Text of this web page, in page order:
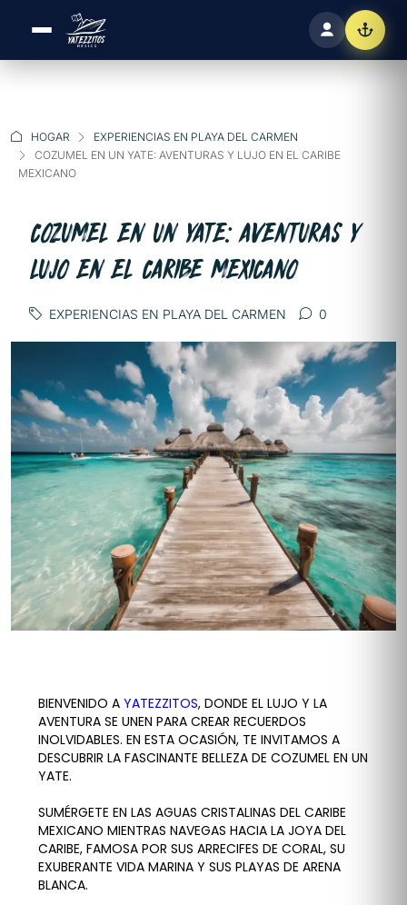
HOGAR
EXPERIENCIAS EN PLAYA DEL CARMEN
COZUMEL EN UN YATE: AVENTURAS Y LUJO EN EL CARIBE
MEXICANO
COZUMEL EN UN YATE: AVENTURAS Y
LUJO EN EL CARIBE MEXICANO
EXPERIENCIAS EN PLAYA DEL CARMEN 0
BIENVENIDO A YATEZZITOS, DONDE EL LUJO Y LA
AVENTURA SE UNEN PARA CREAR RECUERDOS
INOLVIDABLES. EN ESTA OCASIÓN, TE INVITAMOS A
DESCUBRIR LA FASCINANTE BELLEZA DE COZUMEL EN UN
YATE.
SUMÉRGETE EN LAS AGUAS CRISTALINAS DEL CARIBE
MEXICANO MIENTRAS NAVEGAS HACIA LA JOYA DEL
CARIBE, FAMOSA POR SUS ARRECIFES DE CORAL, SU
EXUBERANTE VIDA MARINA Y SUS PLAYAS DE ARENA
BLANCA.